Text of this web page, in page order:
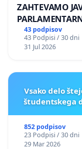
ZAHTEVAMO
ILEGALNI
43 podpisov
43 Podpisi / 30 dni
31 Jul 2026
Vsako delo
študentskega
852 podpisov
23 Podpisi / 30 dni
29 Mar 2026